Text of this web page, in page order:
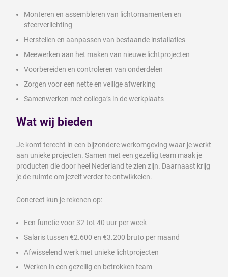
Monteren en assembleren van lichtornamenten en
sfeerverlichting
Herstellen en aanpassen van bestaande installaties
Meewerken aan het maken van nieuwe lichtprojecten
Voorbereiden en controleren van onderdelen
Zorgen voor een nette en veilige afwerking
Samenwerken met collega’s in de werkplaats
Wat wij bieden
Je komt terecht in een bijzondere werkomgeving waar je werkt
aan unieke projecten. Samen met een gezellig team maak je
producten die door heel Nederland te zien zijn. Daarnaast krijg
je de ruimte om jezelf verder te ontwikkelen.
Concreet kun je rekenen op:
Een functie voor 32 tot 40 uur per week
Salaris tussen €2.600 en €3.200 bruto per maand
Afwisselend werk met unieke lichtprojecten
Werken in een gezellig en betrokken team